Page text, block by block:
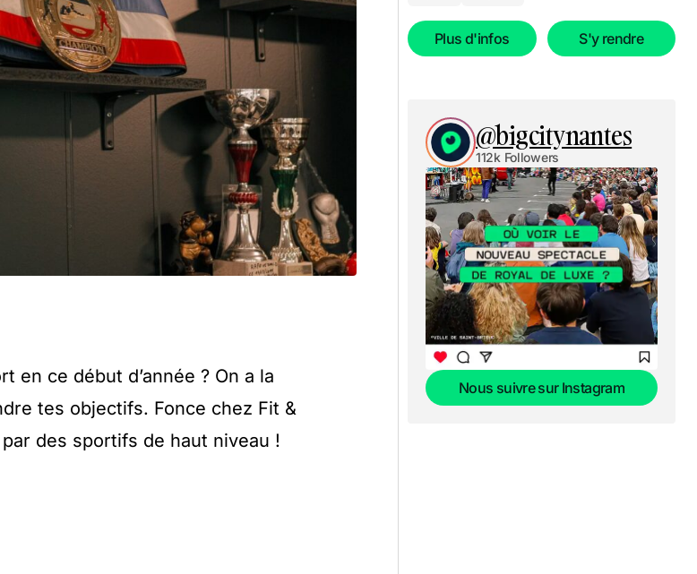
en ce début d’année ? On a la
tes objectifs. Fonce chez Fit &
des sportifs de haut niveau !
Plus d'infos S'y rendre
@bigcitynantes
112k Followers
Nous suivre sur Instagram